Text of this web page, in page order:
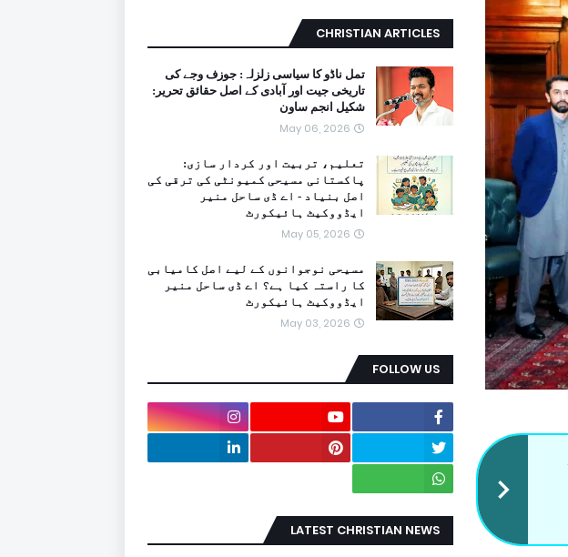
CHRISTIAN ARTICLES
تمل ناڈو کا سیاسی زلزلہ: جوزف وجے کی
تاریخی جیت اور آبادی کے اصل حقائق تحریر:
شکیل انجم ساون
May 06, 2026
تعلیم، تربیت اور کردار سازی:
پاکستانی مسیحی کمیونٹی کی ترقی کی
اصل بنیاد - اے ڈی ساحل منیر
ایڈووکیٹ ہائیکورٹ
May 05, 2026
مسیحی نوجوانوں کے لیے اصل کامیابی
کا راستہ کیا ہے؟ اے ڈی ساحل منیر
ایڈووکیٹ ہائیکورٹ
May 03, 2026
FOLLOW US
LATEST CHRISTIAN NEWS